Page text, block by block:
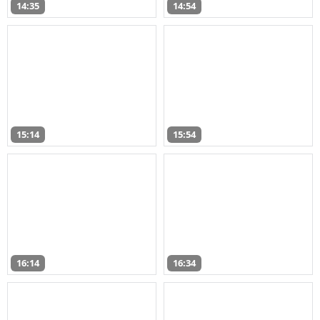
14:35 14:54
15:14 15:54
16:14 16:34